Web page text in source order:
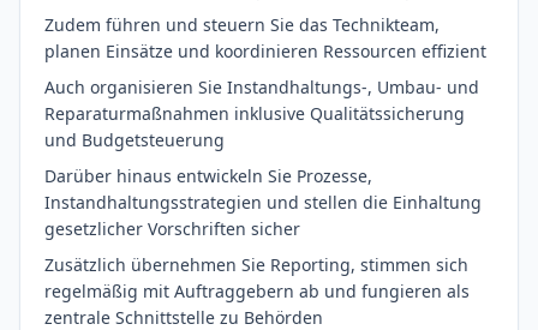
Zudem führen und steuern Sie das Technikteam,
planen Einsätze und koordinieren Ressourcen effizient
Auch organisieren Sie Instandhaltungs-, Umbau- und
Reparaturmaßnahmen inklusive Qualitätssicherung
und Budgetsteuerung
Darüber hinaus entwickeln Sie Prozesse,
Instandhaltungsstrategien und stellen die Einhaltung
gesetzlicher Vorschriften sicher
Zusätzlich übernehmen Sie Reporting, stimmen sich
regelmäßig mit Auftraggebern ab und fungieren als
zentrale Schnittstelle zu Behörden